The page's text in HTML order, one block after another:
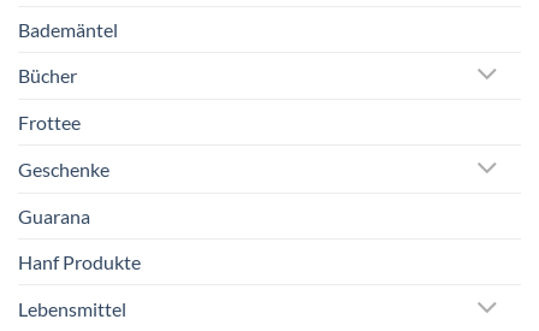
Bademäntel
Bücher
Frottee
Geschenke
Guarana
Hanf Produkte
Lebensmittel